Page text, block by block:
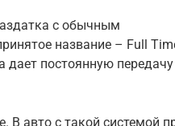
с обычным
название – Full
дает постоянную передачу
авто с такой системой